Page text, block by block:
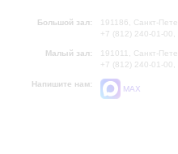
Большой зал:
191186, Санкт-
+7 (812) 240-01-
Малый зал:
191011, Санкт-
+7 (812) 240-01-
Напишите нам:
MAX